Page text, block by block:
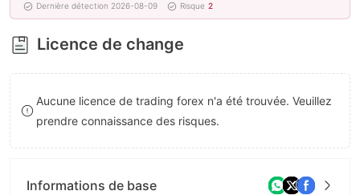
7
8
9
5
6
7
8
9
5
6
7
8
9
Dernière détection 2026-08-09 Risque 2
Licence de change
Aucune licence de trading forex n'a été trouvée. Veuillez
prendre connaissance des risques.
Informations de base